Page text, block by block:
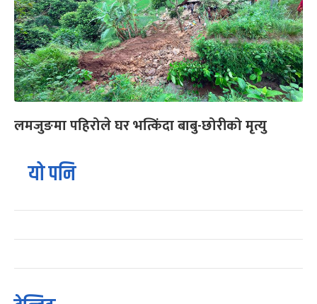
लमजुङमा पहिरोले घर भत्किंदा बाबु-छोरीको मृत्यु
यो पनि